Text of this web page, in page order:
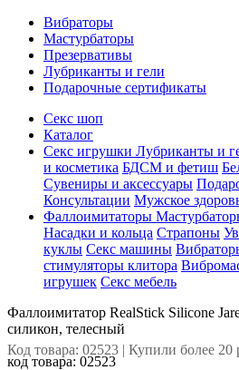
Вибраторы
Мастурбаторы
Презервативы
Лубриканты и гели
Подарочные сертификаты
Секс шоп
Каталог
Секс игрушки Лубриканты и
и косметика БДСМ и фетиш
Сувениры и аксессуары
Консультации Мужское
Фаллоимитаторы
Насадки и кольца Страпоны
куклы Секс машины
стимуляторы клитора
игрушек Секс мебель
Фаллоимитатор RealStick Silicone
силикон, телесный
Код товара: 02523 | Купили более 20
код товара: 02523